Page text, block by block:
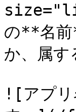
の**名前
か、属す
![アプリ